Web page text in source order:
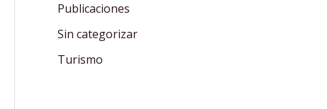
Publicaciones
Sin categorizar
Turismo